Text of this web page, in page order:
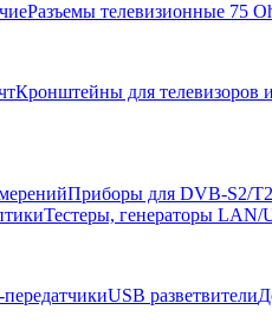
Разъемы телевизионные 75
Кронштейны для телевизоров
Приборы для DVB-S2/
Тестеры, генераторы LAN/
USB разветвители